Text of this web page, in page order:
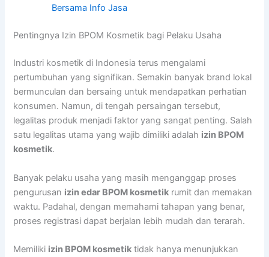
Bersama Info Jasa
Pentingnya Izin BPOM Kosmetik bagi Pelaku Usaha
Industri kosmetik di Indonesia terus mengalami
pertumbuhan yang signifikan. Semakin banyak brand lokal
bermunculan dan bersaing untuk mendapatkan perhatian
konsumen. Namun, di tengah persaingan tersebut,
legalitas produk menjadi faktor yang sangat penting. Salah
satu legalitas utama yang wajib dimiliki adalah izin BPOM
kosmetik.
Banyak pelaku usaha yang masih menganggap proses
pengurusan izin edar BPOM kosmetik rumit dan memakan
waktu. Padahal, dengan memahami tahapan yang benar,
proses registrasi dapat berjalan lebih mudah dan terarah.
Memiliki izin BPOM kosmetik tidak hanya menunjukkan